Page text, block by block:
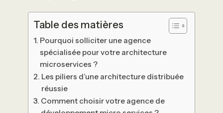
Table des matières
Pourquoi solliciter une agence
spécialisée pour votre architecture
microservices ?
Les piliers d’une architecture distribuée
réussie
Comment choisir votre agence de